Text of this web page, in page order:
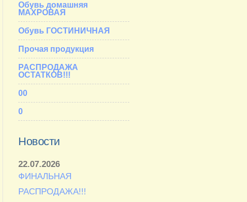
Обувь домашняя
МАХРОВАЯ
Обувь ГОСТИНИЧНАЯ
Прочая продукция
РАСПРОДАЖА
ОСТАТКОВ!!!
00
0
Новости
22.07.2026
ФИНАЛЬНАЯ
РАСПРОДАЖА!!!